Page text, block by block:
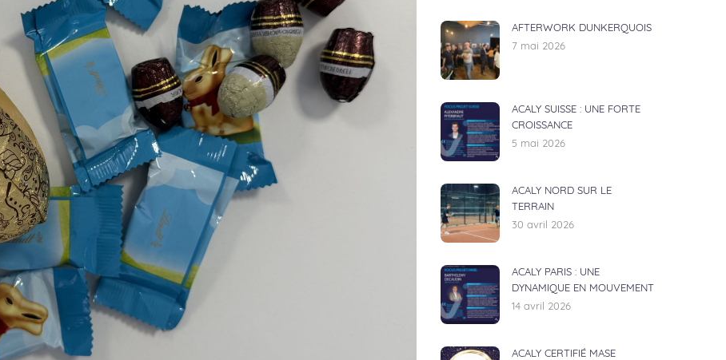
AFTERWORK DUNKERQUOIS
7 mai 2026
ACALY SUISSE : UNE FORTE
CROISSANCE
5 mai 2026
ACALY NORD SUR LE
TERRAIN
30 avril 2026
ACALY PARIS : UNE
DYNAMIQUE EN MOUVEMENT
14 avril 2026
ACALY CERTIFIÉ MASE